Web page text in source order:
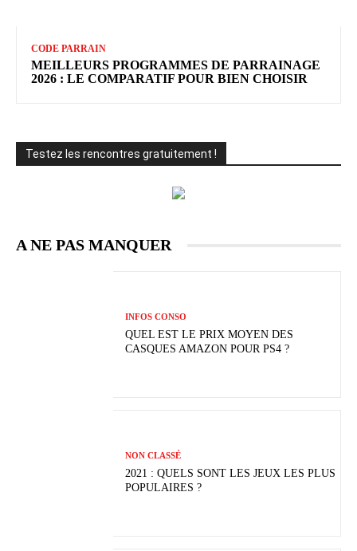
CODE PARRAIN
MEILLEURS PROGRAMMES DE PARRAINAGE
2026 : LE COMPARATIF POUR BIEN CHOISIR
Testez les rencontres gratuitement !
A NE PAS MANQUER
INFOS CONSO
QUEL EST LE PRIX MOYEN DES
CASQUES AMAZON POUR PS4 ?
NON CLASSÉ
2021 : QUELS SONT LES JEUX LES PLUS
POPULAIRES ?